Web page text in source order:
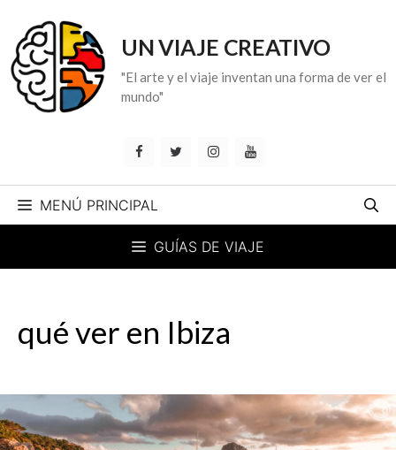
contenido
UN VIAJE CREATIVO
"El arte y el viaje inventan una forma de ver el
mundo"
MENÚ PRINCIPAL
GUÍAS DE VIAJE
qué ver en Ibiza